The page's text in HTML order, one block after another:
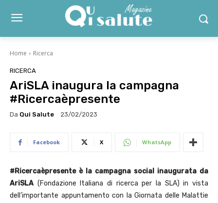
Home Ricerca
RICERCA
AriSLA inaugura la campagna
#Ricercaèpresente
Da Qui Salute 23/02/2023
Facebook X WhatsApp
#Ricercaèpresente è la campagna social inaugurata da
AriSLA (Fondazione Italiana di ricerca per la SLA) in vista
dell’importante appuntamento con la Giornata delle Malattie